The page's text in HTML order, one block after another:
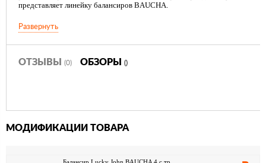
представляет линейку балансиров BAUCHA.
BAUCHA назван в честь основателя линейки бренда Lucky John.
Это балансир оригинальной формы в виде банана, поражает
для ловли в стоячей воде и на течении. Центр тяжести новой
короткий цикл "маятниковых" затуханий движения балансира на
форма корпуса универсальна для ловли на течении.
Развернуть
ОТЗЫВЫ (0) ОБЗОРЫ ()
МОДИФИКАЦИИ ТОВАРА